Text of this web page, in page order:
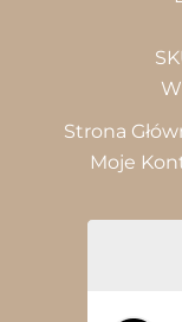
Strona
Moje